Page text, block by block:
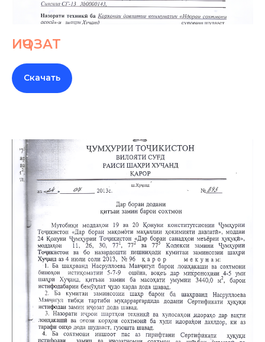
ИҶОЗАТ
Скачать